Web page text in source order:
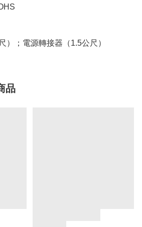
）；電源轉接器（1.5公尺）
品